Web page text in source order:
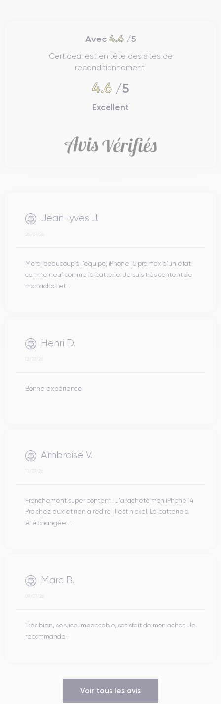
Avec 4.6/5
Certideal est en tête des sites de
reconditionnement.
4.6 /5
Excellent
Jean-yves J.
26/07/26
Merci beaucoup à l’équipe, iPhone 15 pro max d’un état
comme neuf comme la batterie. Je suis très content de
mon achat et ...
Henri D.
12/07/26
Bonne expérience
Ambroise V.
10/07/26
Franchement super content ! J'ai acheté mon iPhone 14
Pro chez eux et rien à redire, il est nickel. La batterie a
été changée ...
Marc B.
09/07/26
Très bien, service impeccable, satisfait de mon achat. Je
recommande !
Voir tous les avis